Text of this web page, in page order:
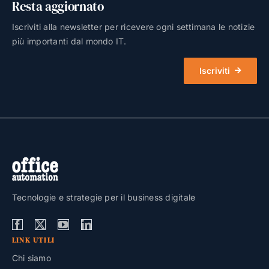
Resta aggiornato
Iscriviti alla newsletter per ricevere ogni settimana le notizie
più importanti dal mondo IT.
Iscriviti
Tecnologie e strategie per il business digitale
LINK UTILI
Chi siamo